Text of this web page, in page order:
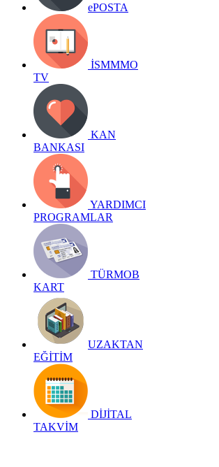
ePOSTA
İSMMMO
TV
KAN
BANKASI
YARDIMCI
PROGRAMLAR
TÜRMOB
KART
UZAKTAN
EĞİTİM
DİJİTAL
TAKVİM